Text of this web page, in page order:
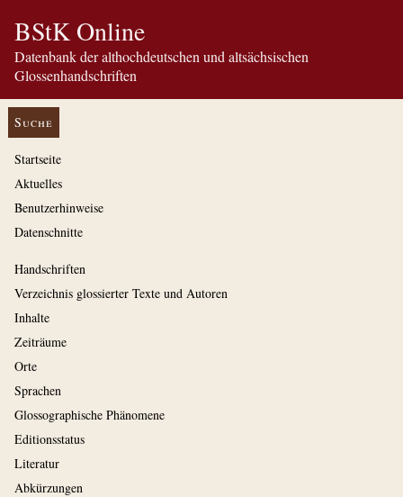
BStK Online
Datenbank der althochdeutschen und altsächsischen
Glossenhandschriften
Suche
Startseite
Aktuelles
Benutzerhinweise
Datenschnitte
Handschriften
Verzeichnis glossierter Texte und Autoren
Inhalte
Zeiträume
Orte
Sprachen
Glossographische Phänomene
Editionsstatus
Literatur
Abkürzungen